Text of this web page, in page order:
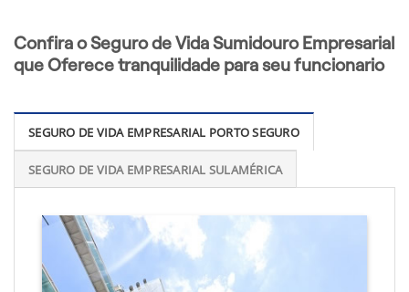
Confira o Seguro de Vida Sumidouro Empresarial
que Oferece tranquilidade para seu funcionario
SEGURO DE VIDA EMPRESARIAL PORTO SEGURO
SEGURO DE VIDA EMPRESARIAL SULAMÉRICA